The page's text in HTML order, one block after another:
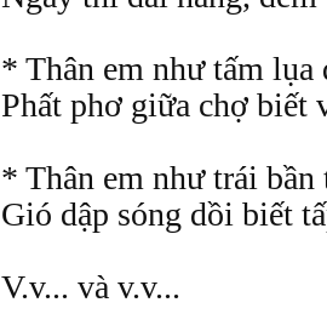
* Thân em như tấm lụa
Phất phơ giữa chợ biết
* Thân em như trái bần
Gió dập sóng dồi biết
V.v... và v.v...